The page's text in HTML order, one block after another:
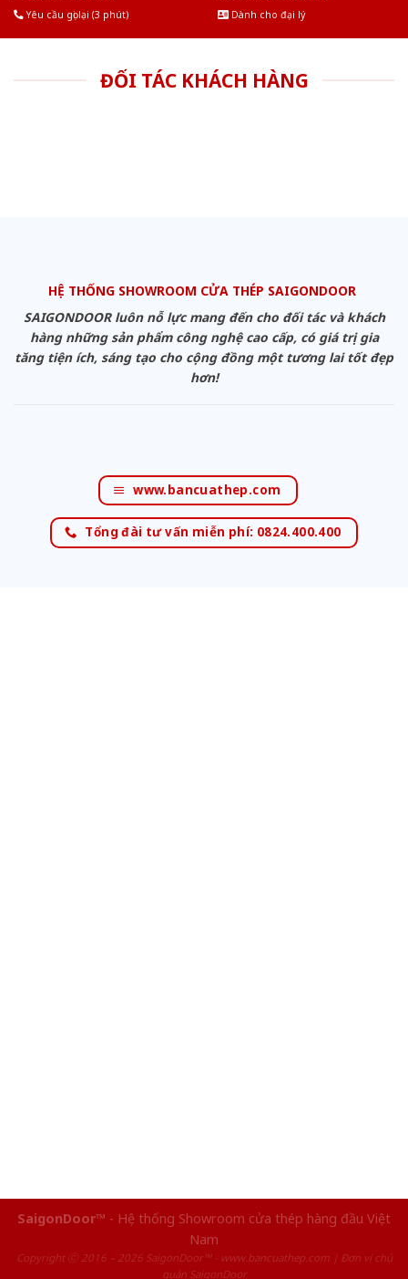
Yêu cầu gọi lại (3 phút)
Dành cho đại lý
ĐỐI TÁC KHÁCH HÀNG
HỆ THỐNG SHOWROOM CỬA THÉP SAIGONDOOR
SAIGONDOOR luôn nỗ lực mang đến cho đối tác và khách
hàng những sản phẩm công nghệ cao cấp, có giá trị gia
tăng tiện ích, sáng tạo cho cộng đồng một tương lai tốt đẹp
hơn!
www.bancuathep.com
Tổng đài tư vấn miễn phí: 0824.400.400
SaigonDoor™ - Hệ thống Showroom cửa thép hàng đầu Việt
Nam
Copyright ⓒ 2016 – 2026 SaigonDoor™ - www.bancuathep.com | Đơn vị chủ
quản SaigonDoor